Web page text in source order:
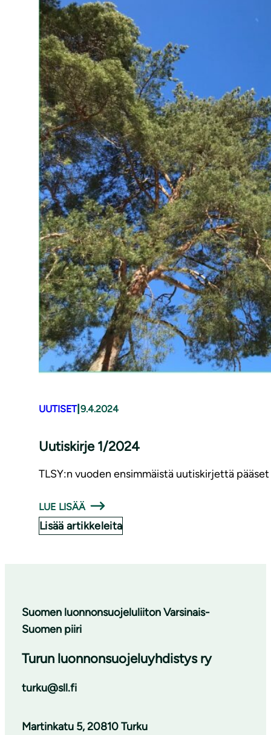
UUTISET| 9.4.2024
Uutiskirje 1/2024
TLSY:n vuoden ensimmäistä uutiskirjettä
LUE LISÄÄ
Lisää artikkeleita
Suomen luonnonsuojeluliiton Varsinais-
Suomen piiri
Turun luonnonsuojeluyhdistys ry
turku@sll.fi
Martinkatu 5, 20810 Turku